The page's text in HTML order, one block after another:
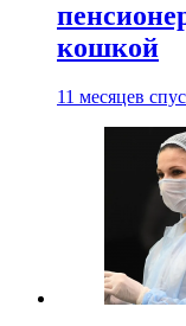
кошкой
11 месяцев